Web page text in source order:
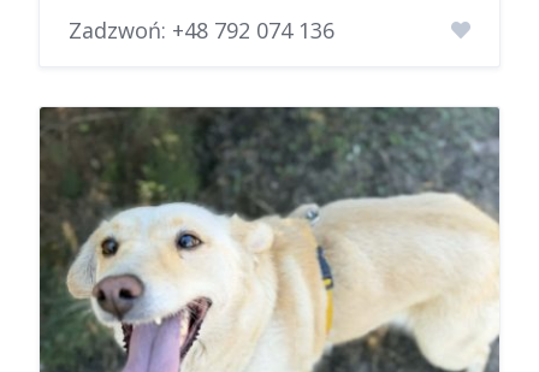
Zadzwoń: +48 792 074 136